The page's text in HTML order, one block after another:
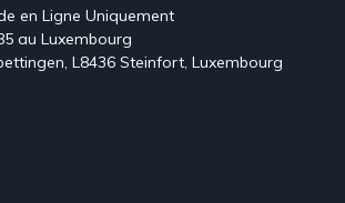
en Ligne Uniquement
au Luxembourg
L8436 Steinfort, Luxembourg